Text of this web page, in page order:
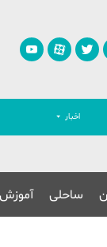
اخبار
ساحلی آموزش